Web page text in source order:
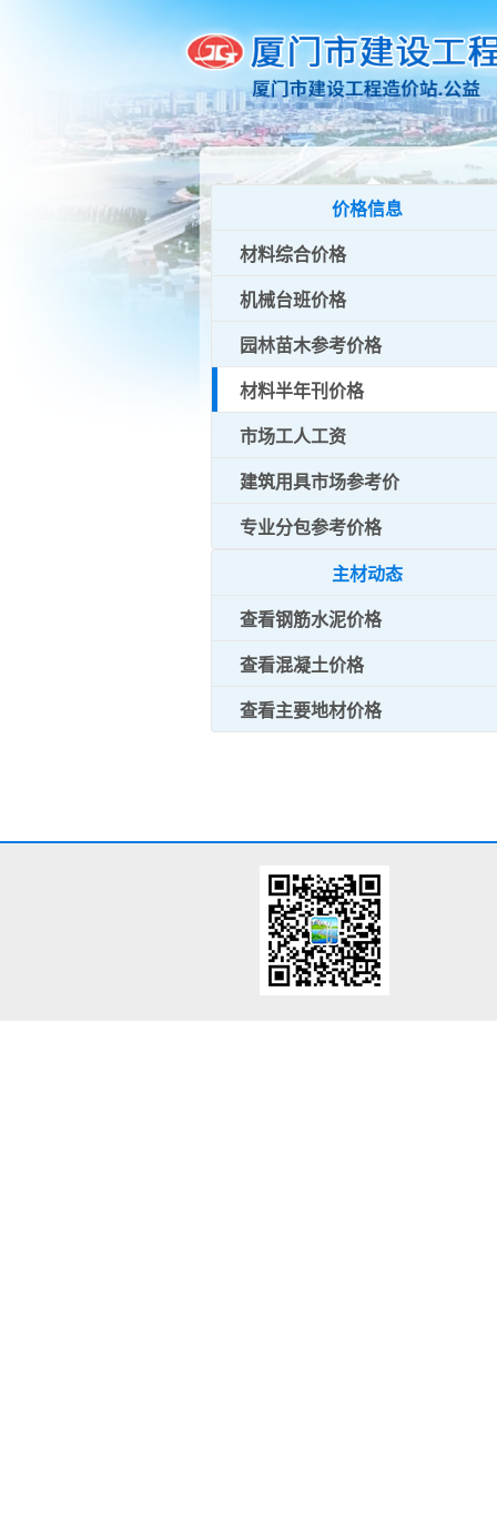
价格信息
材料综合价格
机械台班价格
园林苗木参考价格
材料半年刊价格
市场工人工资
建筑用具市场参考价
专业分包参考价格
主材动态
查看钢筋水泥价格
查看混凝土价格
查看主要地材价格